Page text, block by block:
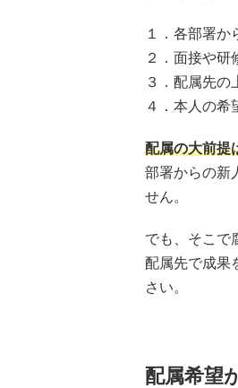
１．各部署か
２．面接や研
３．配属先の
４．本人の希
配属の大前提
部署からの新
せん。
でも、そこで
配属先で成果
さい。
配属希望